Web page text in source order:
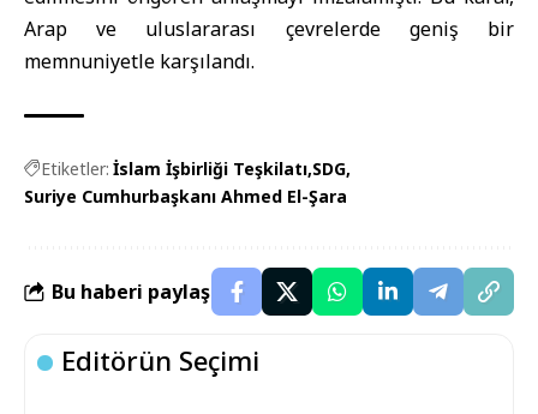
Arap ve uluslararası çevrelerde geniş bir
memnuniyetle karşılandı.
Etiketler: İslam İşbirliği Teşkilatı SDG
Suriye Cumhurbaşkanı Ahmed El-Şara
Bu haberi paylaş
Editörün Seçimi